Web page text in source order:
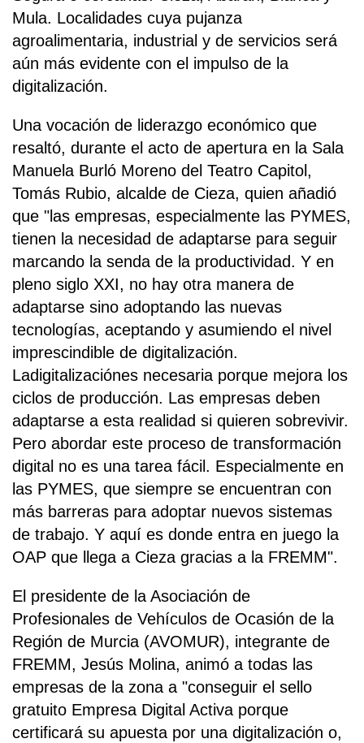
Mula. Localidades cuya pujanza
agroalimentaria, industrial y de servicios será
aún más evidente con el impulso de la
digitalización.
Una vocación de liderazgo económico que
resaltó, durante el acto de apertura en la Sala
Manuela Burló Moreno del Teatro Capitol,
Tomás Rubio, alcalde de Cieza, quien añadió
que "las empresas, especialmente las PYMES,
tienen la necesidad de adaptarse para seguir
marcando la senda de la productividad. Y en
pleno siglo XXI, no hay otra manera de
adaptarse sino adoptando las nuevas
tecnologías, aceptando y asumiendo el nivel
imprescindible de digitalización.
Ladigitalizaciónes necesaria porque mejora los
ciclos de producción. Las empresas deben
adaptarse a esta realidad si quieren sobrevivir.
Pero abordar este proceso de transformación
digital no es una tarea fácil. Especialmente en
las PYMES, que siempre se encuentran con
más barreras para adoptar nuevos sistemas
de trabajo. Y aquí es donde entra en juego la
OAP que llega a Cieza gracias a la FREMM".
El presidente de la Asociación de
Profesionales de Vehículos de Ocasión de la
Región de Murcia (AVOMUR), integrante de
FREMM, Jesús Molina, animó a todas las
empresas de la zona a "conseguir el sello
gratuito Empresa Digital Activa porque
certificará su apuesta por una digitalización o,